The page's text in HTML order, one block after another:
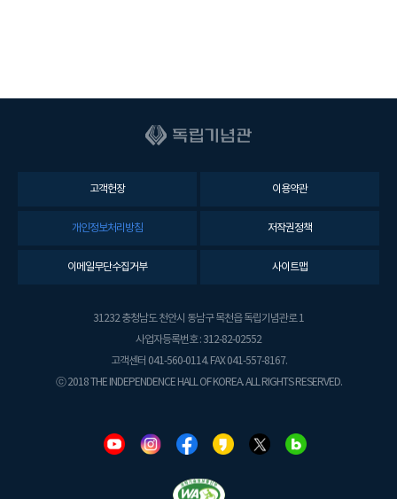
고객헌장 이용약관
개인정보처리방침 저작권정책
이메일무단수집거부 사이트맵
31232 충청남도 천안시 동남구 목천읍 독립기념관로 1
사업자등록번호 : 312-82-02552
고객센터 041-560-0114. FAX 041-557-8167.
ⓒ 2018 THE INDEPENDENCE HALL OF KOREA. ALL RIGHTS RESERVED.